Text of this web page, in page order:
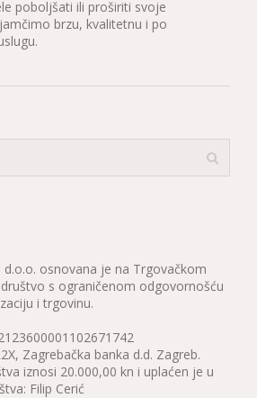
poboljšati ili proširiti svoje
brzu, kvalitetnu i po
osnovana je na Trgovačkom
s ograničenom odgovornošću
i trgovinu.
Zagrebačka banka d.d. Zagreb.
iznosi 20.000,00 kn i uplaćen je u
Filip Cerić